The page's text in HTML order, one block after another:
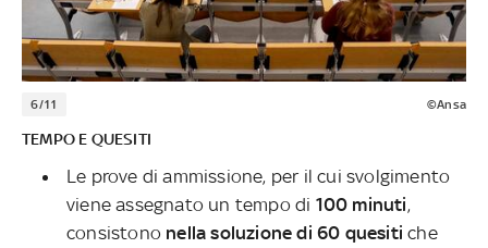
6/11 ©Ansa
TEMPO E QUESITI
Le prove di ammissione, per il cui svolgimento
viene assegnato un tempo di 100 minuti,
consistono nella soluzione di 60 quesiti che